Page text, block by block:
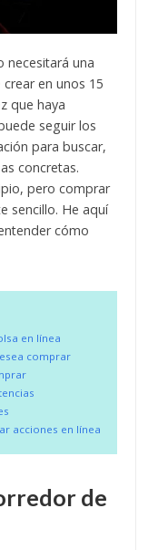
necesitará una
en unos 15
que haya
seguir los
para buscar,
concretas.
pero comprar
sencillo. He aquí
cómo
en línea
comprar
acciones en línea
de